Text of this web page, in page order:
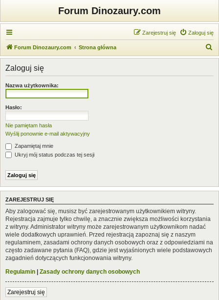
Forum Dinozaury.com
Zaloguj się
Zarejestruj się
Forum Dinozaury.com Strona główna
z
Zaloguj się
Nazwa użytkownika:
Hasło:
Nie pamiętam hasła
Wyślij ponownie e-mail aktywacyjny
Zapamiętaj mnie
Ukryj mój status podczas tej sesji
ZAREJESTRUJ SIĘ
Aby zalogować się, musisz być zarejestrowanym użytkownikiem witryny.
Rejestracja zajmuje tylko chwilę, a znacznie zwiększa możliwości korzystania
z witryny. Administrator witryny może zarejestrowanym użytkownikom nadać
wiele dodatkowych uprawnień. Przed rejestracją zapoznaj się z naszym
regulaminem, zasadami ochrony danych osobowych oraz z odpowiedziami na
często zadawane pytania (FAQ), gdzie jest wyjaśnionych wiele podstawowych
zagadnień dotyczących funkcjonowania witryny.
Regulamin | Zasady ochrony danych osobowych
Zarejestruj się